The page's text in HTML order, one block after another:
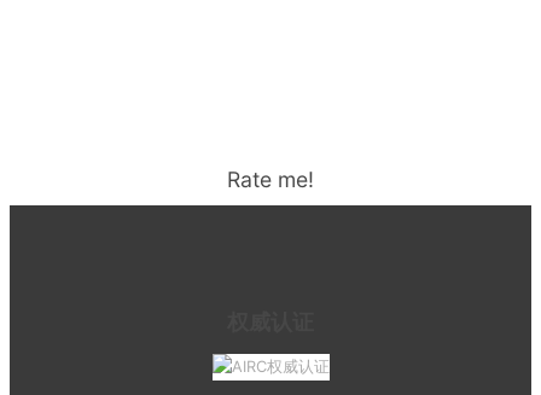
Rate me!